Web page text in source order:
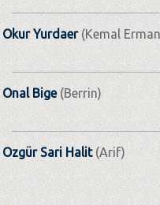
Okur Yurdaer(Kemal
Onal Bige(Berrin)
Ozgür Sari Halit(Arif)